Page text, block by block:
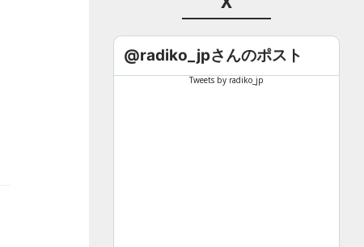
@radiko_jpさんのポスト
Tweets by radiko_jp